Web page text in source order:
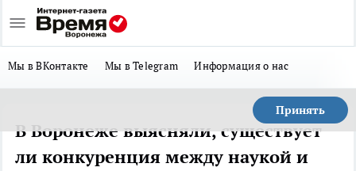
Мы в ВКонтакте Мы в Telegram Информация о нас
Принять
В Воронеже выясняли, существует
ли конкуренция между наукой и